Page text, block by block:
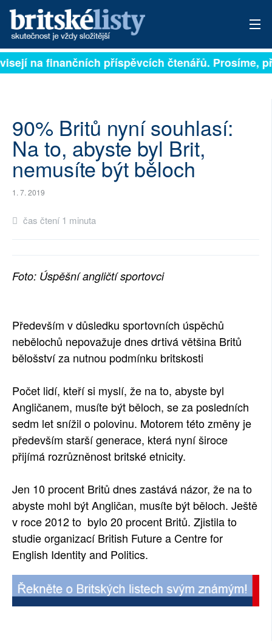
PŘIHLÁSIT
ROZHOVORY
TÉMATA
PLNÁ VERZE STRÁNEK
na finančních příspěvcích čtenářů. Prosíme,
90% Britů nyní souhlasí:
Na to, abyste byl Brit,
nemusíte být běloch
1. 7. 2019
čas čtení 1 minuta
Foto: Úspěšní angličtí sportovci
Především v důsledku sportovních úspěchů
nebělochů nepovažuje dnes drtivá většina Britů
bělošství za nutnou podmínku britskosti
Počet lidí, kteří si myslí, že na to, abyste byl
Angličanem, musíte být běloch, se za posledních
sedm let snížil o polovinu. Motorem této změny je
především starší generace, která nyní široce
přijímá rozrůzněnost britské etnicity.
Jen 10 procent Britů dnes zastává názor, že na to
abyste mohl být Angličan, musíte být běloch. Ještě
v roce 2012 to bylo 20 procent Britů. Zjistila to
studie organizací British Future a Centre for
English Identity and Politics.